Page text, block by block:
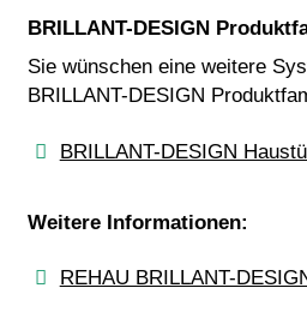
BRILLANT-DESIGN
Sie wünschen eine weitere
BRILLANT-DESIGN
BRILLANT-DESIGN
Weitere Informationen:
REHAU BRILLANT-